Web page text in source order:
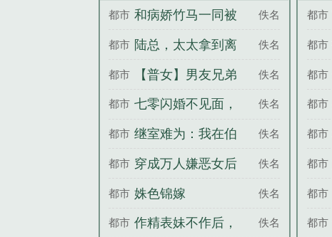
都市 和病娇竹马一同被
赶出豪门后
佚名
都市 陆总，太太拿到离
婚证就跑了
佚名
都市
【普女】男友兄弟
都对我很好奇
佚名
都市 七零闪婚不见面，
带娃炸翻家属院
佚名
都市 继室难为：我在伯
府养娃忙
佚名
都市 穿成万人嫌恶女后 佚名
都市 姝色锦嫁 佚名
都市 作精表妹不作后，
佚名
都市
都市
都市
都市
都市
都市
都市
都市